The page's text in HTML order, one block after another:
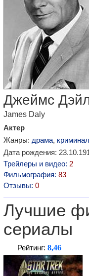
Джеймс
James Daly
Актер
Жанры: драма, криминал
Дата рождения:
Трейлеры и видео: 2
Фильмография: 83
Отзывы: 0
Лучшие
сериалы
Рейтинг: 8,46